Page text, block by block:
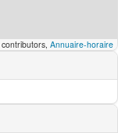
contributors, Annuaire-horaire